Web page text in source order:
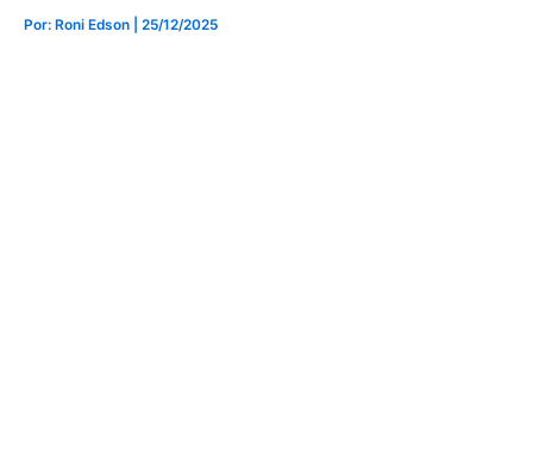
Por: Roni Edson | 25/12/2025